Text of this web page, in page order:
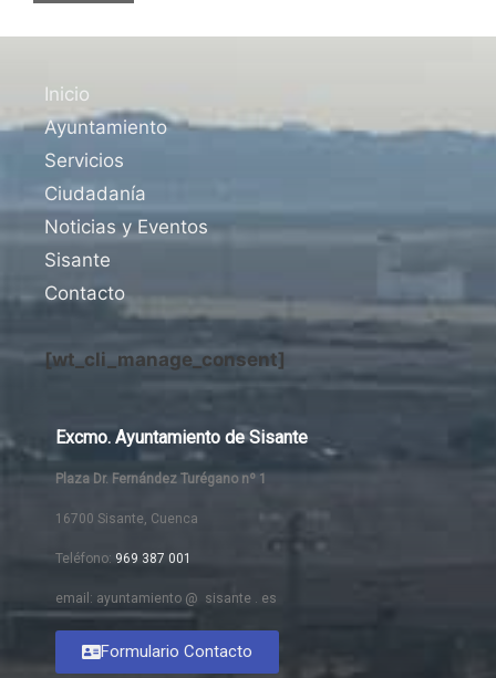
Inicio
Ayuntamiento
Servicios
Ciudadanía
Noticias y Eventos
Sisante
Contacto
[wt_cli_manage_consent]
Excmo. Ayuntamiento de Sisante
Plaza Dr. Fernández Turégano nº 1
16700 Sisante, Cuenca
Teléfono: 969 387 001
email: ayuntamiento @ sisante . es
Formulario Contacto